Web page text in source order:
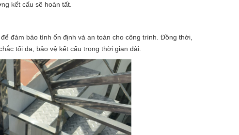
kết cấu sẽ hoàn tất.
đảm bảo tính ổn định và an toàn cho công trình. Đồng thời,
tối đa, bảo vệ kết cấu trong thời gian dài.